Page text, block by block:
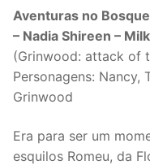
Aventuras no
– Nadia Shireen –
(Grinwood: attack of
Personagens: Nancy,
Grinwood
Era para ser um
esquilos Romeu, da